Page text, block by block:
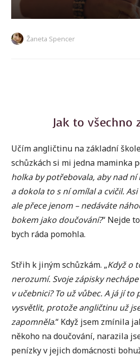
Žaneta Spencer
Jak to všechno
Učím angličtinu na základní
schůzkách si mi jedna maminka
holka by potřebovala, aby nad
a dokola to s ní omílal a cvičil.
ale přece jenom – nedáváte
bokem jako doučování?“ Nejde
bych ráda pomohla.
Střih k jiným schůzkám. „Když o
nerozumí. Svoje zápisky
v učebnici? To už vůbec. A já jí
vysvětlit, protože angličtinu už
zapomněla.“ Když jsem zmínila
někoho na doučování, narazila
penízky v jejich domácnosti